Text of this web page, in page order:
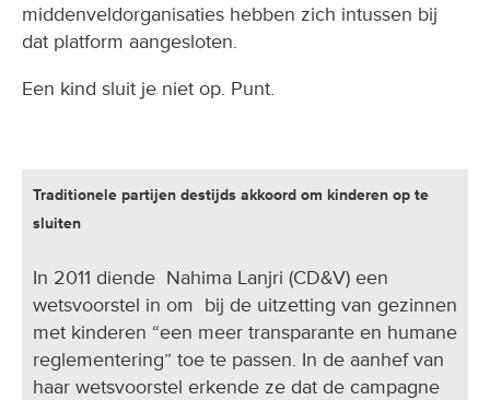
middenveldorganisaties hebben zich intussen bij
dat platform aangesloten.
Een kind sluit je niet op. Punt.
Traditionele partijen destijds akkoord om kinderen op te
sluiten
In 2011 diende Nahima Lanjri (CD&V) een
wetsvoorstel in om bij de uitzetting van gezinnen
met kinderen “een meer transparante en humane
reglementering” toe te passen. In de aanhef van
haar wetsvoorstel erkende ze dat de campagne